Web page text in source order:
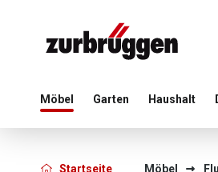
Choose a different country or
Möbel Garten Haushalt
Startseite Möbel